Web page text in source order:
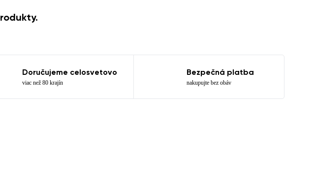
Doručujeme celosvetovo
viac než 80 krajín
Bezpečná platba
nakupujte bez obáv